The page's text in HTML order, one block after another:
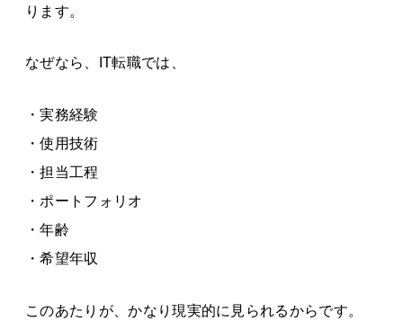
ります。
なぜなら、IT転職では、
・実務経験
・使用技術
・担当工程
・ポートフォリオ
・年齢
・希望年収
このあたりが、かなり現実的に見られるからです。